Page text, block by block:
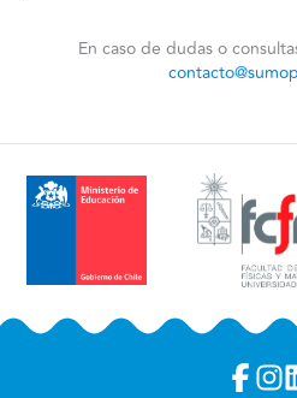
En caso de dudas o